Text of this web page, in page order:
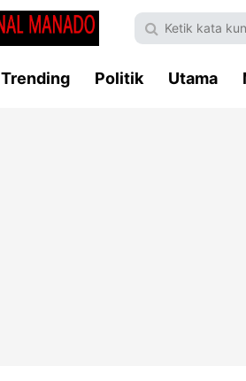
Trending Politik Utama